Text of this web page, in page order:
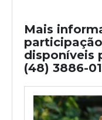
Mais
disponíveis
(48) 3886-